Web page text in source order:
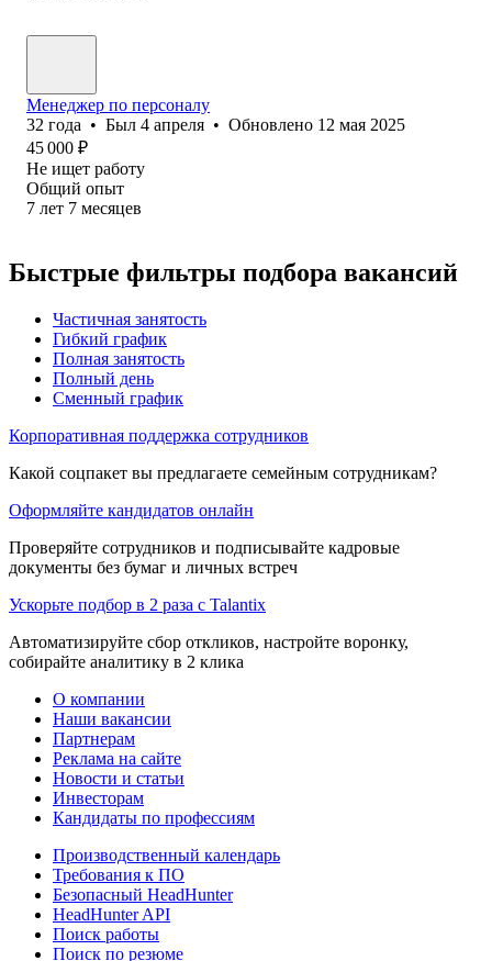
Менеджер по персоналу
32 года • Был 4 апреля • Обновлено 12 мая 2025
45 000 ₽
Не ищет работу
Общий опыт
7 лет 7 месяцев
Быстрые фильтры подбора вакансий
Частичная занятость
Гибкий график
Полная занятость
Полный день
Сменный график
Корпоративная поддержка сотрудников
Какой соцпакет вы предлагаете семейным сотрудникам?
Оформляйте кандидатов онлайн
Проверяйте сотрудников и подписывайте кадровые
документы без бумаг и личных встреч
Ускорьте подбор в 2 раза с Talantix
Автоматизируйте сбор откликов, настройте воронку,
собирайте аналитику в 2 клика
О компании
Наши вакансии
Партнерам
Реклама на сайте
Новости и статьи
Инвесторам
Кандидаты по профессиям
Производственный календарь
Требования к ПО
Безопасный HeadHunter
HeadHunter API
Поиск работы
Поиск по резюме